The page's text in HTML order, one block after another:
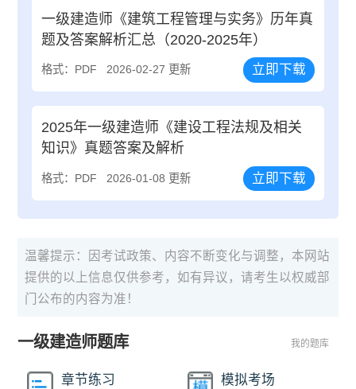
一级建造师《建筑工程管理与实务》历年真
题及答案解析汇总（2020-2025年）
格式：PDF 2026-02-27 更新 立即下载
2025年一级建造师《建设工程法规及相关
知识》真题答案及解析
格式：PDF 2026-01-08 更新 立即下载
温馨提示：因考试政策、内容不断变化与调整，本网站
提供的以上信息仅供参考，如有异议，请考生以权威部
门公布的内容为准！
一级建造师题库 我的题库
章节练习 模拟考场